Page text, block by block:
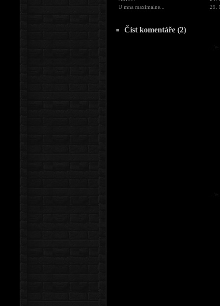
U mna maximalne...
29.
Číst komentáře (2)